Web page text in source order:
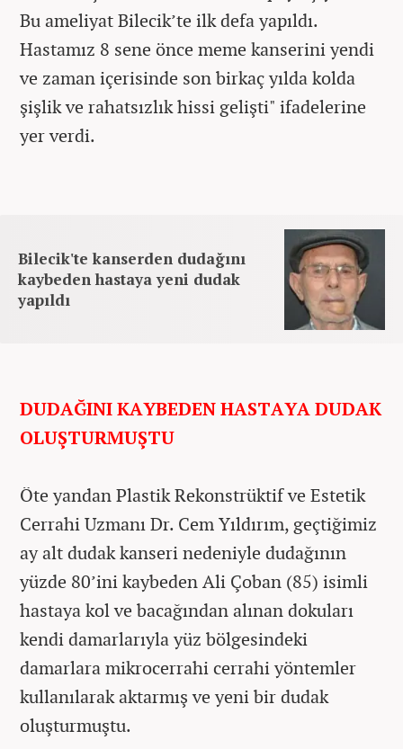
Bu ameliyat Bilecik’te ilk defa yapıldı.
Hastamız 8 sene önce meme kanserini yendi
ve zaman içerisinde son birkaç yılda kolda
şişlik ve rahatsızlık hissi gelişti" ifadelerine
yer verdi.
Bilecik'te kanserden dudağını
kaybeden hastaya yeni dudak
yapıldı
DUDAĞINI KAYBEDEN HASTAYA DUDAK
OLUŞTURMUŞTU
Öte yandan Plastik Rekonstrüktif ve Estetik
Cerrahi Uzmanı Dr. Cem Yıldırım, geçtiğimiz
ay alt dudak kanseri nedeniyle dudağının
yüzde 80’ini kaybeden Ali Çoban (85) isimli
hastaya kol ve bacağından alınan dokuları
kendi damarlarıyla yüz bölgesindeki
damarlara mikrocerrahi cerrahi yöntemler
kullanılarak aktarmış ve yeni bir dudak
oluşturmuştu.